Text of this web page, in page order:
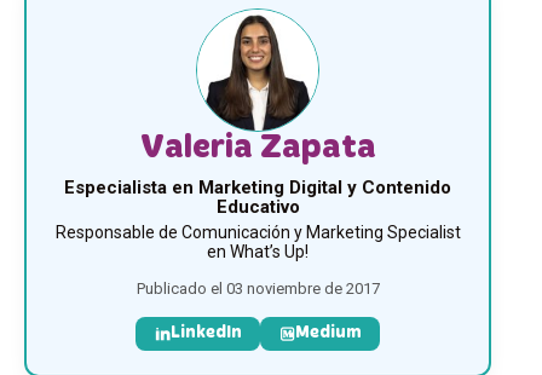
Valeria Zapata
Especialista en Marketing Digital y Contenido
Educativo
Responsable de Comunicación y Marketing Specialist
en What’s Up!
Publicado el 03 noviembre de 2017
LinkedIn Medium